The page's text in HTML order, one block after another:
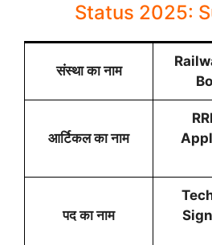
Status 2025:
संस्था का नाम
आर्टिकल का नाम
पद का नाम